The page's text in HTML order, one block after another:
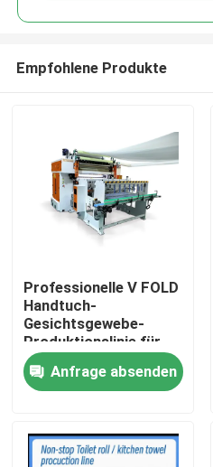
Zu Hause
Über uns
Empfohlene Produkte
Professionelle V FOLD
Handtuch-
Gesichtsgewebe-
Produktionslinie für
Gewebeindustrie mit
automatischer
Übertragungseinheit
Anfrage absenden